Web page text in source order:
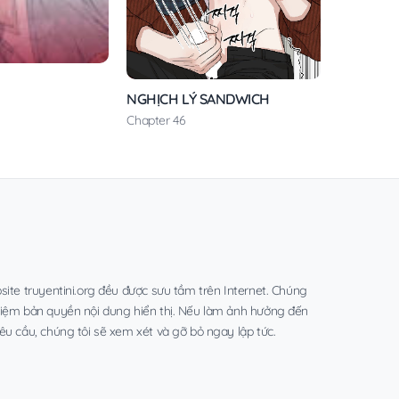
NGHỊCH LÝ SANDWICH
Chapter 46
truyentini.org đều được sưu tầm trên Internet. Chúng
bản quyền nội dung hiển thị. Nếu làm ảnh hưởng đến
cầu, chúng tôi sẽ xem xét và gỡ bỏ ngay lập tức.